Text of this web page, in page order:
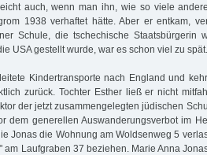
auch, wenn man ihn, wie so viele
1938 verhaftet hätte. Aber er entkam,
Schule, die tschechische Staatsbürgerin
USA gestellt wurde, war es schon viel zu spät.
Kindertransporte nach England und
zurück. Tochter Esther ließ er nicht
der jetzt zusammengelegten jüdischen
dem generellen Auswanderungsverbot im
Jonas die Wohnung am Woldsenweg 5
am Laufgraben 37 beziehen. Marie Anna